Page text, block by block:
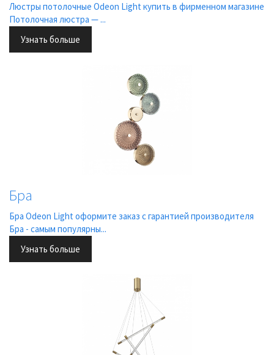
Люстры потолочные Odeon Light купить в фирменном магазине
Потолочная люстра — ...
Узнать больше
Бра
Бра Odeon Light оформите заказ с гарантией производителя
Бра - самым популярны...
Узнать больше